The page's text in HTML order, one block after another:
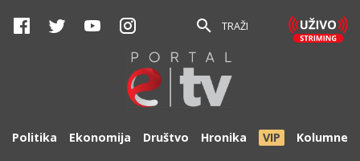
TRAŽI
Politika Ekonomija Društvo Hronika VIP Kolumne